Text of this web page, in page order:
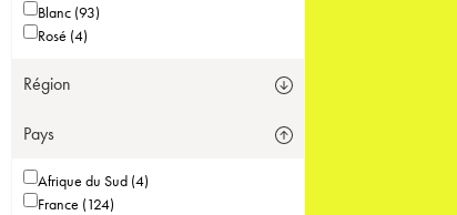
Blanc (93)
Rosé (4)
Région
Pays
Afrique du Sud (4)
France (124)